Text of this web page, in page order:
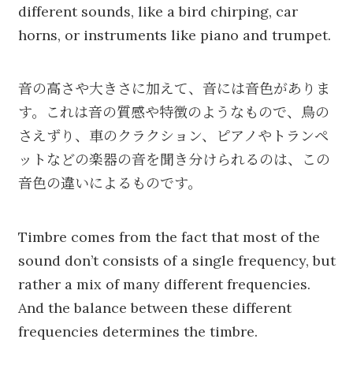
different sounds, like a bird chirping, car
horns, or instruments like piano and trumpet.
音の高さや大きさに加えて、音には音色がありま
す。これは音の質感や特徴のようなもので、鳥の
さえずり、車のクラクション、ピアノやトランペ
ットなどの楽器の音を聞き分けられるのは、この
音色の違いによるものです。
Timbre comes from the fact that most of the
sound don’t consists of a single frequency, but
rather a mix of many different frequencies.
And the balance between these different
frequencies determines the timbre.